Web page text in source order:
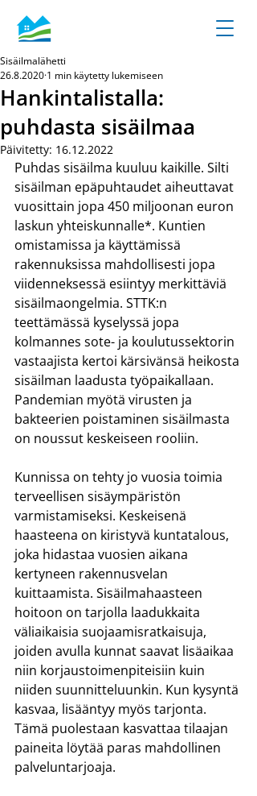
Hankintalistalla:
puhdasta sisäilmaa
Sisäilmalähetti
26.8.2020 1 min käytetty lukemiseen
Päivitetty: 16.12.2022
Puhdas sisäilma kuuluu kaikille. Silti
sisäilman epäpuhtaudet aiheuttavat
vuosittain jopa 450 miljoonan euron
laskun yhteiskunnalle*. Kuntien
omistamissa ja käyttämissä
rakennuksissa mahdollisesti jopa
viidenneksessä esiintyy merkittäviä
sisäilmaongelmia. STTK:n
teettämässä kyselyssä jopa
kolmannes sote- ja koulutussektorin
vastaajista kertoi kärsivänsä heikosta
sisäilman laadusta työpaikallaan.
Pandemian myötä virusten ja
bakteerien poistaminen sisäilmasta
on noussut keskeiseen rooliin.
Kunnissa on tehty jo vuosia toimia
terveellisen sisäympäristön
varmistamiseksi. Keskeisenä
haasteena on kiristyvä kuntatalous,
joka hidastaa vuosien aikana
kertyneen rakennusvelan
kuittaamista. Sisäilmahaasteen
hoitoon on tarjolla laadukkaita
väliaikaisia suojaamisratkaisuja,
joiden avulla kunnat saavat lisäaikaa
niin korjaustoimenpiteisiin kuin
niiden suunnitteluunkin. Kun kysyntä
kasvaa, lisääntyy myös tarjonta.
Tämä puolestaan kasvattaa tilaajan
paineita löytää paras mahdollinen
palveluntarjoaja.